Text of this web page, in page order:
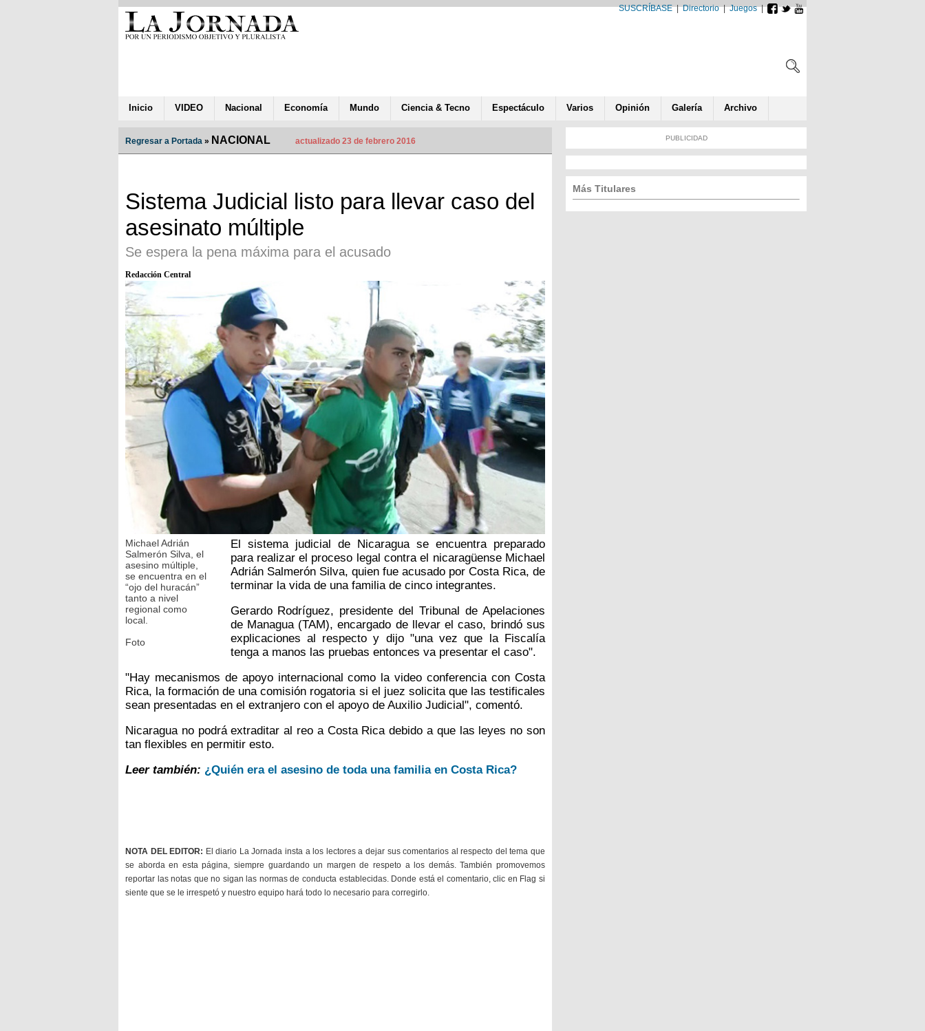
SUSCRÍBASE|Directorio|Juegos|
Inicio VIDEO Nacional Economía Mundo Ciencia & Tecno Espectáculo Varios Opinión Galería Archivo
Regresar a Portada » NACIONAL actualizado 23 de febrero 2016
Sistema Judicial listo para llevar caso del
asesinato múltiple
Se espera la pena máxima para el acusado
Redacción Central
Michael Adrián
Salmerón Silva, el
asesino múltiple,
se encuentra en el
“ojo del huracán”
tanto a nivel
regional como
local.
Foto
El sistema judicial de Nicaragua se encuentra preparado
para realizar el proceso legal contra el nicaragüense Michael
Adrián Salmerón Silva, quien fue acusado por Costa Rica, de
terminar la vida de una familia de cinco integrantes.
Gerardo Rodríguez, presidente del Tribunal de Apelaciones
de Managua (TAM), encargado de llevar el caso, brindó sus
explicaciones al respecto y dijo "una vez que la Fiscalía
tenga a manos las pruebas entonces va presentar el caso".
"Hay mecanismos de apoyo internacional como la video conferencia con Costa
Rica, la formación de una comisión rogatoria si el juez solicita que las testificales
sean presentadas en el extranjero con el apoyo de Auxilio Judicial", comentó.
Nicaragua no podrá extraditar al reo a Costa Rica debido a que las leyes no son
tan flexibles en permitir esto.
Leer también: ¿Quién era el asesino de toda una familia en Costa Rica?
NOTA DEL EDITOR: El diario La Jornada insta a los lectores a dejar sus comentarios al respecto del tema que
se aborda en esta página, siempre guardando un margen de respeto a los demás. También promovemos
reportar las notas que no sigan las normas de conducta establecidas. Donde está el comentario, clic en Flag si
siente que se le irrespetó y nuestro equipo hará todo lo necesario para corregirlo.
PUBLICIDAD
Más Titulares